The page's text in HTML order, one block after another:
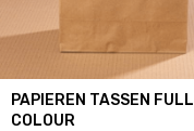
PAPIEREN TASSEN FULL
COLOUR